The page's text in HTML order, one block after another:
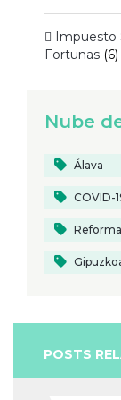
 Impuesto
Fortunas (6)
Nube
Álava
COVID-
POSTS